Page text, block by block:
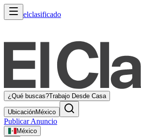
elclasificado
¿Qué buscas?Trabajo Desde Casa
UbicaciónMéxico
Publicar Anuncio
México